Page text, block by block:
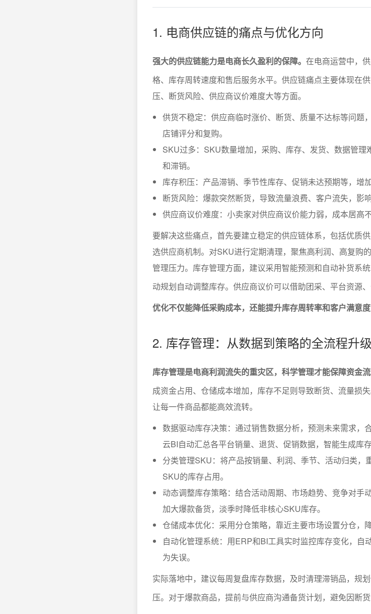
1. 电商供应链的痛点与优化方向
强大的供应链能力是电商长久盈利的保障。 在电商运营中，
格、库存周转速度和售后服务水平。供应链痛点主要体现在
压、断货风险、供应商议价难度大等方面。
供货不稳定：供应商临时涨价、断货、质量不达标等问题
店铺评分和复购。
SKU过多：SKU数量增加，采购、库存、发货、数据管理
和滞销。
库存积压：产品滞销、季节性库存、促销未达预期等，增
断货风险：爆款突然断货，导致流量浪费、客户流失，影响
供应商议价难度：小卖家对供应商议价能力弱，成本居高不
要解决这些痛点，首先要建立稳定的供应链体系，包括优质
选供应商机制。对SKU进行定期清理，聚焦高利润、高复购
管理压力。库存管理方面，建议采用智能预测和自动补货系
动规划自动调整库存。供应商议价可以借助团采、平台资源
优化不仅能降低采购成本，还能提升库存周转率和客户满意
2. 库存管理：从数据到策略的全流程升级
库存管理是电商利润流失的重灾区，科学管理才能保障资金流
成资金占用、仓储成本增加，库存不足则导致断货、流量损失
让每一件商品都能高效流转。
数据驱动库存决策：通过销售数据分析，预测未来需求，
云BI自动汇总各平台销量、退货、促销数据，智能生成库
分类管理SKU：将产品按销量、利润、季节、活动归类，
SKU的库存占用。
动态调整库存策略：结合活动周期、市场趋势、竞争对手
加大爆款备货，淡季时降低非核心SKU库存。
仓储成本优化：采用分仓策略，靠近主要市场设置分仓，
自动化管理系统：用ERP和BI工具实时监控库存变化，自
为失误。
实际落地中，建议每周复盘库存数据，及时清理滞销品，规
压。对于爆款商品，提前与供应商沟通备货计划，避免因断货